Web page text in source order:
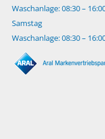
Waschanlage: 08:30 –
Samstag
Waschanlage: 08:30 –